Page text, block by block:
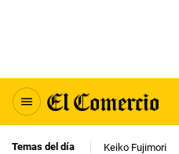
Temas del día Keiko Fujimori